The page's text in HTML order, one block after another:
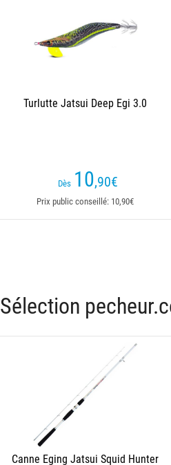
Turlutte Yo-Zuri Sushi-Q - Bait
18,95€ Dès
Prix public conseillé: 18,95€
Sélection
Canne